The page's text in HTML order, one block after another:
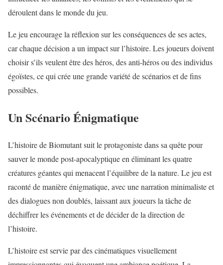
déroulent dans le monde du jeu.
Le jeu encourage la réflexion sur les conséquences de ses actes,
car chaque décision a un impact sur l’histoire. Les joueurs doivent
choisir s’ils veulent être des héros, des anti-héros ou des individus
égoïstes, ce qui crée une grande variété de scénarios et de fins
possibles.
Un Scénario Énigmatique
L’histoire de Biomutant suit le protagoniste dans sa quête pour
sauver le monde post-apocalyptique en éliminant les quatre
créatures géantes qui menacent l’équilibre de la nature. Le jeu est
raconté de manière énigmatique, avec une narration minimaliste et
des dialogues non doublés, laissant aux joueurs la tâche de
déchiffrer les événements et de décider de la direction de
l’histoire.
L’histoire est servie par des cinématiques visuellement